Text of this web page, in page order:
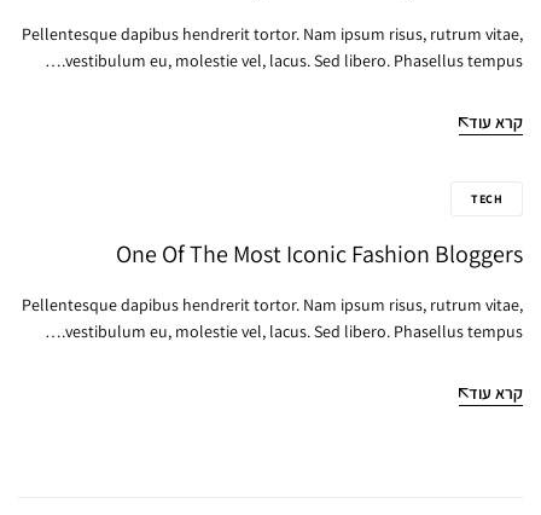
Pellentesque dapibus hendrerit tortor. Nam ipsum risus, rutrum vitae,
vestibulum eu, molestie vel, lacus. Sed libero. Phasellus tempus.…
קרא עוד
TECH
One Of The Most Iconic Fashion Bloggers
Pellentesque dapibus hendrerit tortor. Nam ipsum risus, rutrum vitae,
vestibulum eu, molestie vel, lacus. Sed libero. Phasellus tempus.…
קרא עוד